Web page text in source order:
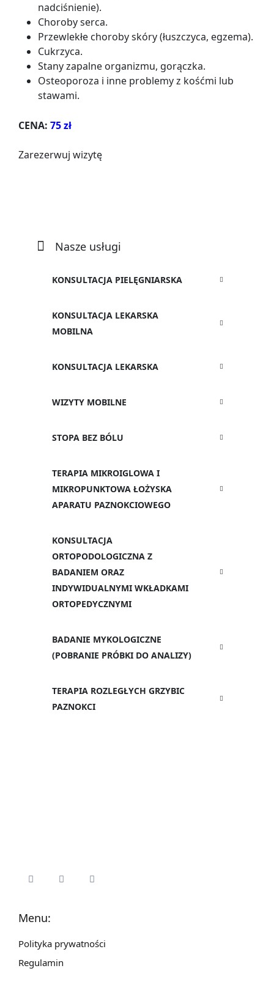
nadciśnienie).
Choroby serca.
Przewlekłe choroby skóry (łuszczyca, egzema).
Cukrzyca.
Stany zapalne organizmu, gorączka.
Osteoporoza i inne problemy z kośćmi lub
stawami.
CENA: 75 zł
Zarezerwuj wizytę
Nasze usługi
KONSULTACJA PIELĘGNIARSKA
KONSULTACJA LEKARSKA
MOBILNA
KONSULTACJA LEKARSKA
WIZYTY MOBILNE
STOPA BEZ BÓLU
TERAPIA MIKROIGLOWA I
MIKROPUNKTOWA ŁOŻYSKA
APARATU PAZNOKCIOWEGO
KONSULTACJA
ORTOPODOLOGICZNA Z
BADANIEM ORAZ
INDYWIDUALNYMI WKŁADKAMI
ORTOPEDYCZNYMI
BADANIE MYKOLOGICZNE
(POBRANIE PRÓBKI DO ANALIZY)
TERAPIA ROZLEGŁYCH GRZYBIC
PAZNOKCI
Menu:
Polityka prywatności
Regulamin